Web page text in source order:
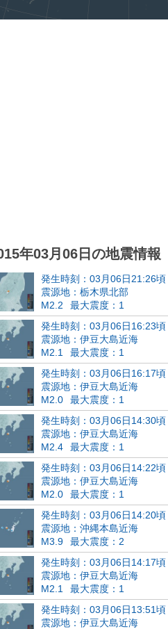
年03月06日の地震情報
発生時刻：03月06日21:26頃
震源地：栃木県北部
M2.2
最大震度：1
発生時刻：03月06日16:23頃
震源地：伊豆大島近海
M2.1
最大震度：1
発生時刻：03月06日16:17頃
震源地：伊豆大島近海
M2.0
最大震度：1
発生時刻：03月06日14:30頃
震源地：伊豆大島近海
M2.4
最大震度：1
発生時刻：03月06日14:22頃
震源地：伊豆大島近海
M2.0
最大震度：1
発生時刻：03月06日14:20頃
震源地：沖縄本島近海
M3.9
最大震度：2
発生時刻：03月06日14:17頃
震源地：伊豆大島近海
M2.1
最大震度：1
発生時刻：03月06日13:51頃
震源地：伊豆大島近海